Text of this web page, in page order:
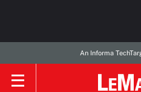
An Informa